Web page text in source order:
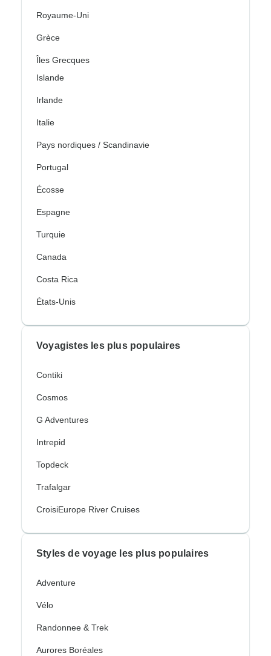
Royaume-Uni
Grèce
Îles Grecques
Islande
Irlande
Italie
Pays nordiques / Scandinavie
Portugal
Écosse
Espagne
Turquie
Canada
Costa Rica
États-Unis
Voyagistes les plus populaires
Contiki
Cosmos
G Adventures
Intrepid
Topdeck
Trafalgar
CroisiEurope River Cruises
Styles de voyage les plus populaires
Adventure
Vélo
Randonnee & Trek
Aurores Boréales